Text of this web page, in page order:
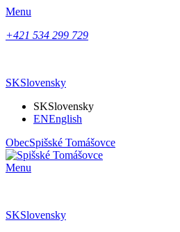
Menu
+421 534 299 729
SKSlovensky
SKSlovensky
ENEnglish
ObecSpišské Tomášovce
Menu
SKSlovensky